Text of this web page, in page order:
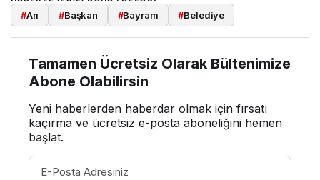
#Arı #Başkan #Bayram #Belediye
Tamamen Ücretsiz Olarak Bültenimize
Abone Olabilirsin
Yeni haberlerden haberdar olmak için fırsatı
kaçırma ve ücretsiz e-posta aboneliğini hemen
başlat.